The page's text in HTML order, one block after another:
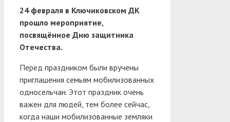
24 февраля в Ключиковском ДК
прошло мероприятие,
посвящённое Дню защитника
Отечества.
Перед праздником были вручены
приглашения семьям мобилизованных
односельчан. Этот праздник очень
важен для людей, тем более сейчас,
когда наши мобилизованные земляки